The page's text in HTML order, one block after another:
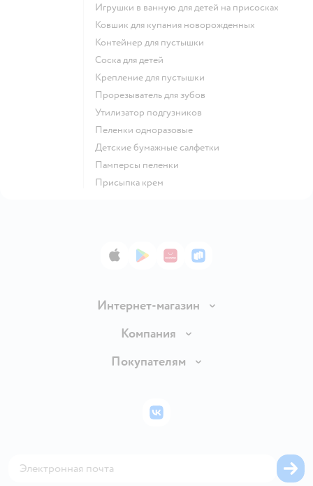
игрушки в ванную для детей на присосках
ковшик для купания новорожденных
контейнер для пустышки
соска для детей
крепление для пустышки
прорезыватель для зубов
утилизатор подгузников
пеленки одноразовые
детские бумажные салфетки
памперсы пеленки
присыпка крем
App StoreGoogle Play
AppGallery
RuStore
Интернет-магазин
Доставка и оплата
Правила продажи
Политика использования файлов cookie
Компания
Вакансии
Покупателям
Бонусные карты
ВКонтакте